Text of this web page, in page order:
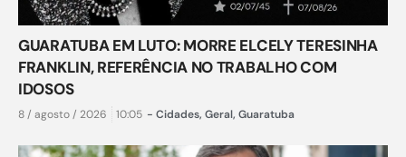
GUARATUBA EM LUTO: MORRE ELCELY TERESINHA
FRANKLIN, REFERÊNCIA NO TRABALHO COM
IDOSOS
8 / agosto / 2026 10:05 - Cidades, Geral, Guaratuba